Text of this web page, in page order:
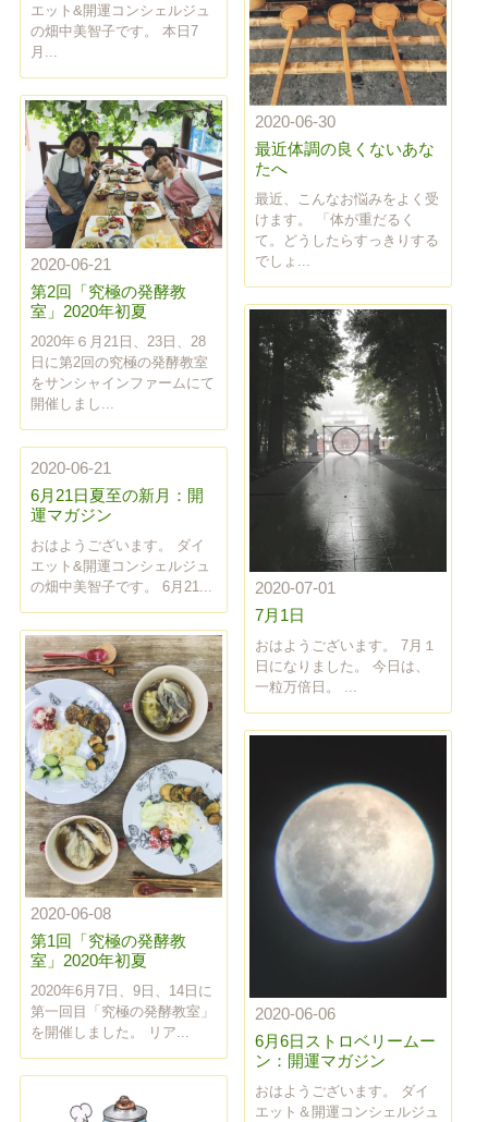
エット&開運コンシェルジュ
の畑中美智子です。 本日7
月...
2020-06-30
最近体調の良くないあな
たへ
最近、こんなお悩みをよく受
けます。 「体が重だるく
て。どうしたらすっきりする
でしょ...
2020-06-21
第2回「究極の発酵教
室」2020年初夏
2020年６月21日、23日、28
日に第2回の究極の発酵教室
をサンシャインファームにて
開催しまし...
2020-07-01
7月1日
おはようございます。 7月１
日になりました。 今日は、
一粒万倍日。 ...
2020-06-21
6月21日夏至の新月：開
運マガジン
おはようございます。 ダイ
エット&開運コンシェルジュ
の畑中美智子です。 6月21...
2020-06-08
第1回「究極の発酵教
室」2020年初夏
2020年6月7日、9日、14日に
第一回目「究極の発酵教室」
を開催しました。 リア...
2020-06-06
6月6日ストロベリームー
ン：開運マガジン
おはようございます。 ダイ
エット＆開運コンシェルジュ